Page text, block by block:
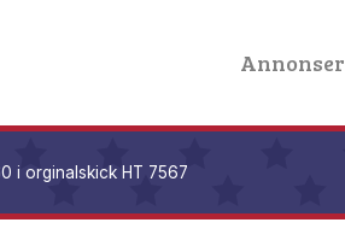
Annonser
i orginalskick HT 7567